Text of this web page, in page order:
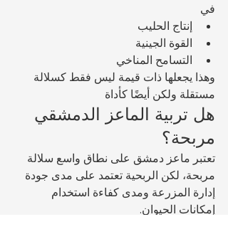
في
إنتاج الحليب
القوة الجينية
التسامح المناخي
وهذا يجعلها ذات قيمة ليس فقط كسلالة
مستقلة ولكن أيضًا كأداة
هل تربية الماعز الدمشقي
مربحة؟
تعتبر ماعز دمشق على نطاق واسع سلالة
مربحة، لكن الربحية تعتمد على مدى جودة
إدارة المزرعة ومدى كفاءة استخدام
إمكانات الحيوان.